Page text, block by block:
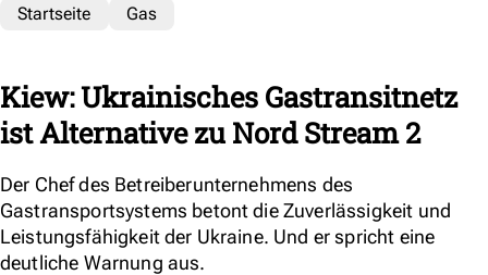
Startseite Gas
Kiew: Ukrainisches Gastransitnetz
ist Alternative zu Nord Stream 2
Der Chef des Betreiberunternehmens des
Gastransportsystems betont die Zuverlässigkeit und
Leistungsfähigkeit der Ukraine. Und er spricht eine
deutliche Warnung aus.